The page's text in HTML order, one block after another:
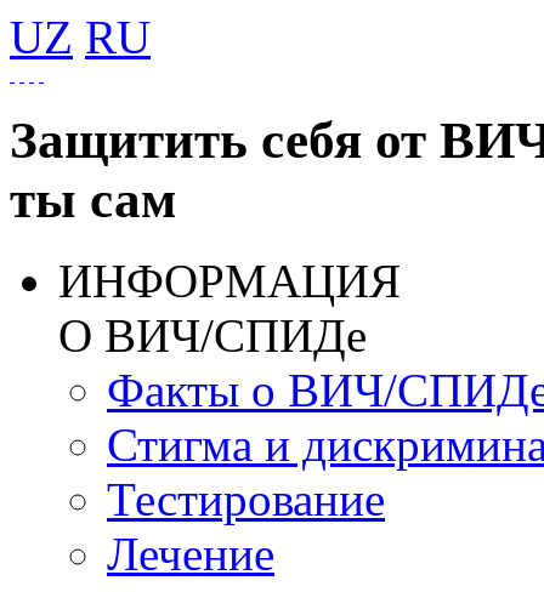
UZ RU
Защитить себя от
ты сам
ИНФОРМАЦИЯ
О ВИЧ/СПИДе
Факты о ВИЧ/
Стигма и
Тестирование
Лечение